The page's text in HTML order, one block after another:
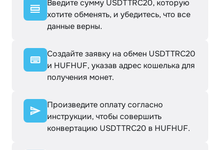
Введите сумму USDTTRC20, которую
хотите обменять, и убедитесь, что все
данные верны.
Создайте заявку на обмен USDTTRC20
и HUFHUF, указав адрес кошелька для
получения монет.
Произведите оплату согласно
инструкции, чтобы совершить
конвертацию USDTTRC20 в HUFHUF.